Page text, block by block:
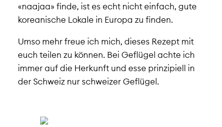
«naajaa» finde, ist es echt nicht einfach, gute
koreanische Lokale in Europa zu finden.
Umso mehr freue ich mich, dieses Rezept mit
euch teilen zu können. Bei Geflügel achte ich
immer auf die Herkunft und esse prinzipiell in
der Schweiz nur schweizer Geflügel.